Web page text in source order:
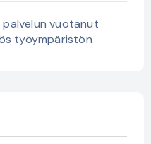
palvelun vuotanut
työympäristön